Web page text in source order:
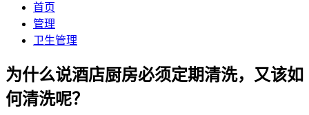
首页
管理
卫生管理
为什么说酒店厨房必须定期清洗，又该如
何清洗呢？